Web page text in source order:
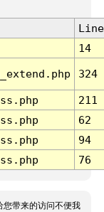
Line
14
324
211
62
94
76
您带来的访问不便我